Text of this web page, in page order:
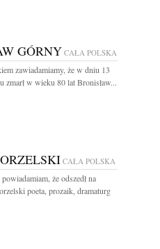
GÓRNYCAŁA POLSKA
zawiadamiamy, że w dniu 13
zmarł w wieku 80 lat Bronisław...
CAŁA POLSKA
że odszedł na
poeta, prozaik, dramaturg